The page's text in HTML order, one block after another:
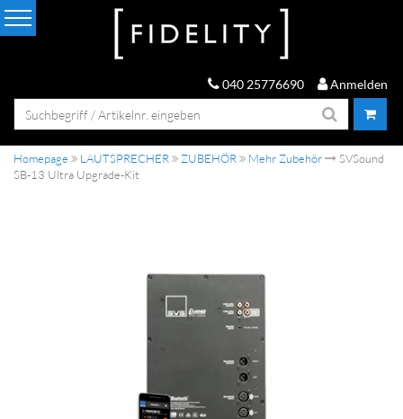
040 25776690 Anmelden
Homepage LAUTSPRECHER ZUBEHÖR Mehr Zubehör
SVSound
SB-13 Ultra Upgrade-Kit